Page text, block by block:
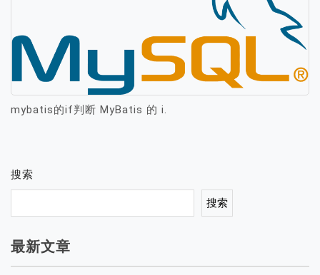
mybatis的if判断 MyBatis 的 i.
搜索
搜索
最新文章